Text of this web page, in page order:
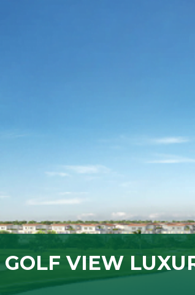
GOLF VIEW